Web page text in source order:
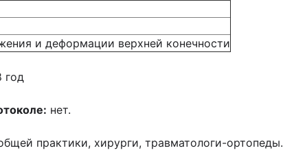
и деформации верхней конечности
год
нет.
практики, хирурги, травматологи-ортопеды.